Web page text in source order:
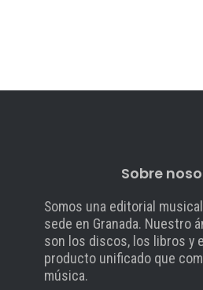
Sobre
Somos una editorial
sede en Granada. Nuestro
son los discos, los libros y
producto unificado que
música.